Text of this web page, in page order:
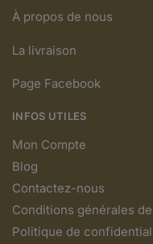
À propos de nous
La livraison
Page Facebook
INFOS UTILES
Mon Compte
Blog
Contactez-nous
Conditions générales
Politique de